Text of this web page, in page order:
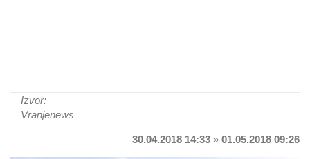
Izvor:
Vranjenews
30.04.2018 14:33 » 01.05.2018 09:26